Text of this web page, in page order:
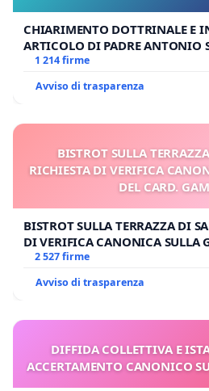
CHIARIMENTO DOTTRINALE E
ARTICOLO DI PADRE ANTONIO
1 214 firme
Avviso di trasparenza
BISTROT SULLA
RICHIESTA DI VERIFICA
DEL CARD.
BISTROT SULLA TERRAZZA DI
DI VERIFICA CANONICA SULLA
GAMBETTI
2 527 firme
Avviso di trasparenza
DIFFIDA COLLETTIVA E
ACCERTAMENTO CANONICO